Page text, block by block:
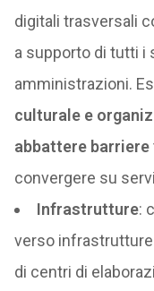
digitali trasversali
a supporto di tutti i
amministrazioni.
culturale e
abbattere barriere
convergere su
Infrastrutture:
verso
di centri di